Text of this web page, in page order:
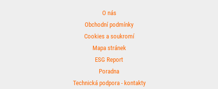
O nás
Obchodní podmínky
Cookies a soukromí
Mapa stránek
ESG Report
Poradna
Technická podpora - kontakty